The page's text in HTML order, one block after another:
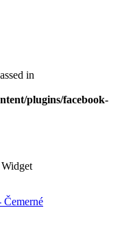
in
plugins/facebook-